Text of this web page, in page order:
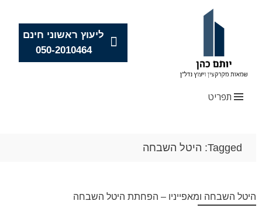
תפריט
to
ליעוץ ראשוני חינם
050-2010464
Tagged: היטל השבחה
היטל השבחה ומאפייניו – הפחתת היטל השבחה